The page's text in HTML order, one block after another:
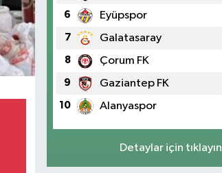
6 Eyüpspor
7 Galatasaray
8 Çorum FK
9 Gaziantep FK
10 Alanyaspor
Detaylar için tıklayın